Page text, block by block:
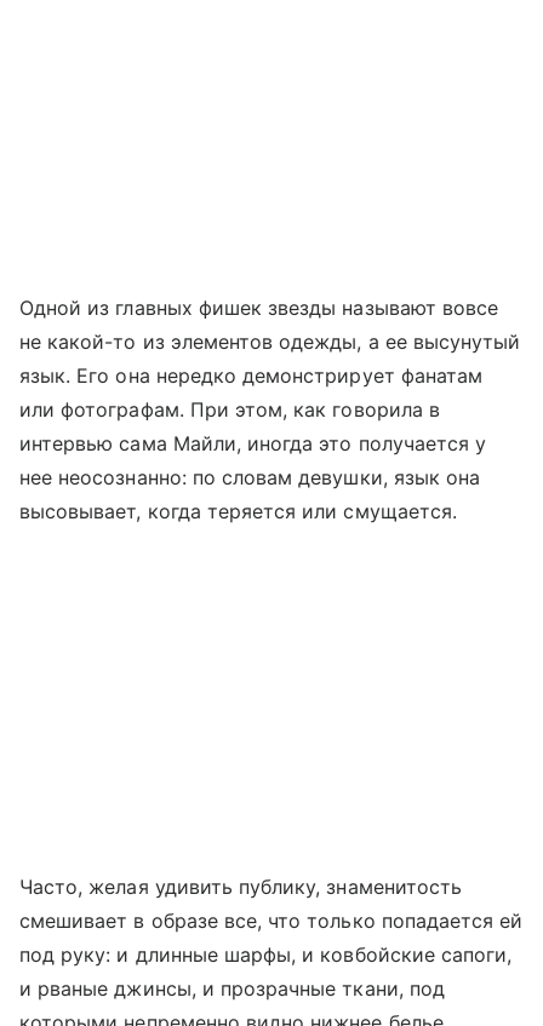
Одной из главных фишек звезды называют вовсе
не какой-то из элементов одежды, а ее высунутый
язык. Его она нередко демонстрирует фанатам
или фотографам. При этом, как говорила в
интервью сама Майли, иногда это получается у
нее неосознанно: по словам девушки, язык она
высовывает, когда теряется или смущается.
Часто, желая удивить публику, знаменитость
смешивает в образе все, что только попадается ей
под руку: и длинные шарфы, и ковбойские сапоги,
и рваные джинсы, и прозрачные ткани, под